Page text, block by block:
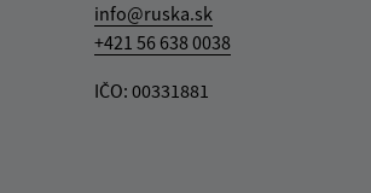
info@ruska.sk
+421 56 638 0038
IČO: 00331881